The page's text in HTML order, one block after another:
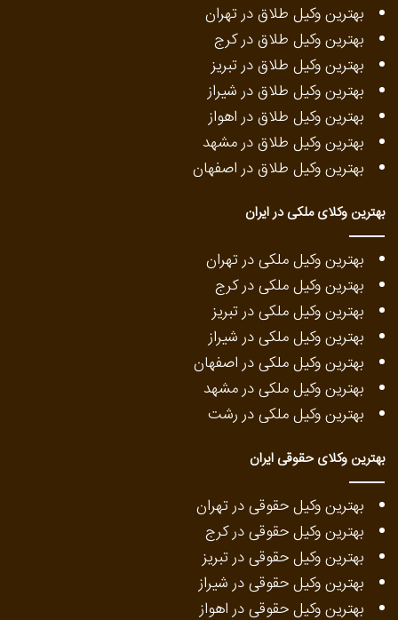
بهترین وکیل طلاق در تهران
بهترین وکیل طلاق در کرج
بهترین وکیل طلاق در تبریز
بهترین وکیل طلاق در شیراز
بهترین وکیل طلاق در اهواز
بهترین وکیل طلاق در مشهد
بهترین وکیل طلاق در اصفهان
بهترین وکلای ملکی در ایران
بهترین وکیل ملکی در تهران
بهترین وکیل ملکی در کرج
بهترین وکیل ملکی در تبریز
بهترین وکیل ملکی در شیراز
بهترین وکیل ملکی در اصفهان
بهترین وکیل ملکی در مشهد
بهترین وکیل ملکی در رشت
بهترین وکلای حقوقی ایران
بهترین وکیل حقوقی در تهران
بهترین وکیل حقوقی در کرج
بهترین وکیل حقوقی در تبریز
بهترین وکیل حقوقی در شیراز
بهترین وکیل حقوقی در اهواز